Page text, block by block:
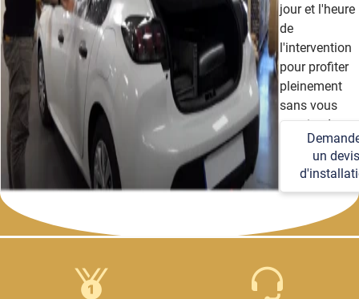
jour et l'heure
de
l'intervention
pour profiter
pleinement
sans vous
soucier des
détails
techniques et
logistiques.
un devis